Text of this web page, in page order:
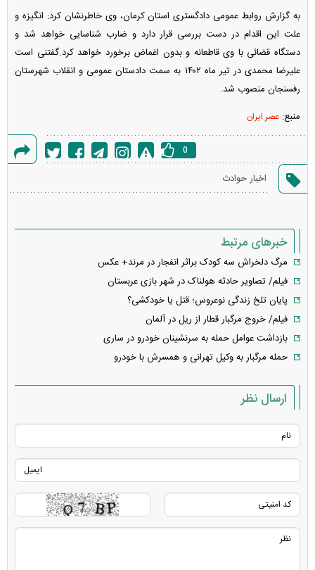
به گزارش روابط عمومی دادگستری استان کرمان، وی خاطرنشان کرد: انگیزه و
علت این اقدام در دست بررسی قرار دارد و ضارب شناسایی خواهد شد و
دستگاه قضائی با وی قاطعانه و بدون اغماض برخورد خواهد کرد.گفتنی است
علیرضا محمدی در تیر ماه ۱۴۰۲ به سمت دادستان عمومی و انقلاب شهرستان
رفسنجان منصوب شد.
منبع: عصر ایران
خطا
0
اخبار حوادث
خبرهای مرتبط
مرگ دلخراش سه کودک براثر انفجار در مرند+ عکس
فیلم/ تصاویر حادثه هولناک در شهر بازی عربستان
پایان تلخ زندگی نوعروس؛ قتل یا خودکشی؟
فیلم/ خروج مرگبار قطار از ریل در آلمان
بازداشت عوامل حمله به سرنشینان خودرو در ساری
حمله مرگبار به وکیل تهرانی و همسرش با خودرو
ارسال نظر